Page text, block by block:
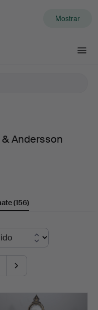
Mostrar
Andersson
(156)